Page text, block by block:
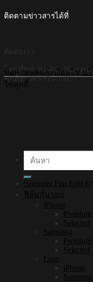
ติดตามข่าวสารได้ที่
โทรศัพท์: 02-408-2034 ต่อ
มือถือ: 095-515-5592
©Copyright
ข้อกำหนดและเงื่อนไข น
ใช้คุกกี้
ค้นหา:
Samsung Flip Fold 8
ฟิล์มกันรอย
iPhone
Premium
Selected
Samsung
Premium
Selected
Lens
iPhone
Samsung